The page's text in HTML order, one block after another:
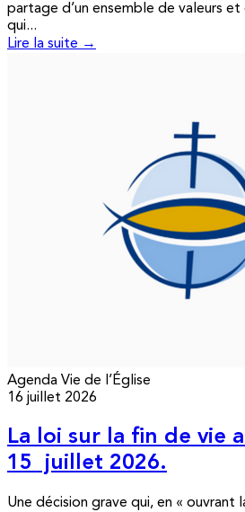
partage d’un ensemble de valeurs
qui...
Lire la suite →
Agenda Vie de l’Église
16 juillet 2026
La loi sur la fin de vie
15 juillet 2026.
Une décision grave qui, en « ouvrant